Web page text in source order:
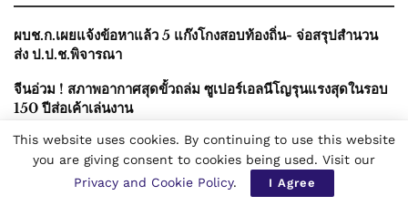
ผบช.ก.เผยแจ้งข้อหาแล้ว 5 แก๊งโกงสอบท้องถิ่น- จ่อสรุปสำนวน
ส่ง ป.ป.ช.พิจารณา
จีนอ่วม ! สภาพอากาศสุดขั้วถล่ม ซูเปอร์เอลนีโญรุนแรงสุดในรอบ
150 ปีส่อเค้าเล่นงาน
สว.สำรอง จี้ กกต.ส่งฟ้องศาล 229 คดีฮั้วสว.เดือนนี้ ท้าเปิดหีบ
เทียบโพยใบสั่ง-CCTV 3 พันใบ แซะอย่าอยู่ใต้อำนาจใส่ขาสั้น
This website uses cookies. By continuing to use this website
you are giving consent to cookies being used. Visit our
Privacy and Cookie Policy. I Agree